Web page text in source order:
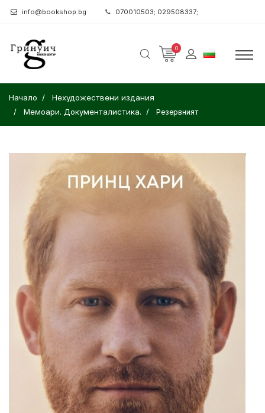
info@bookshop.bg 070010503; 029508337;
0
Начало
Нехудожествени издания
Мемоари. Документалистика.
Резервният